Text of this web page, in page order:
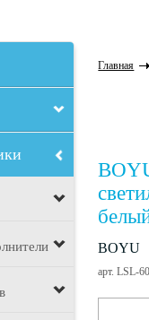
Главная
BOYU
арт. LSL-